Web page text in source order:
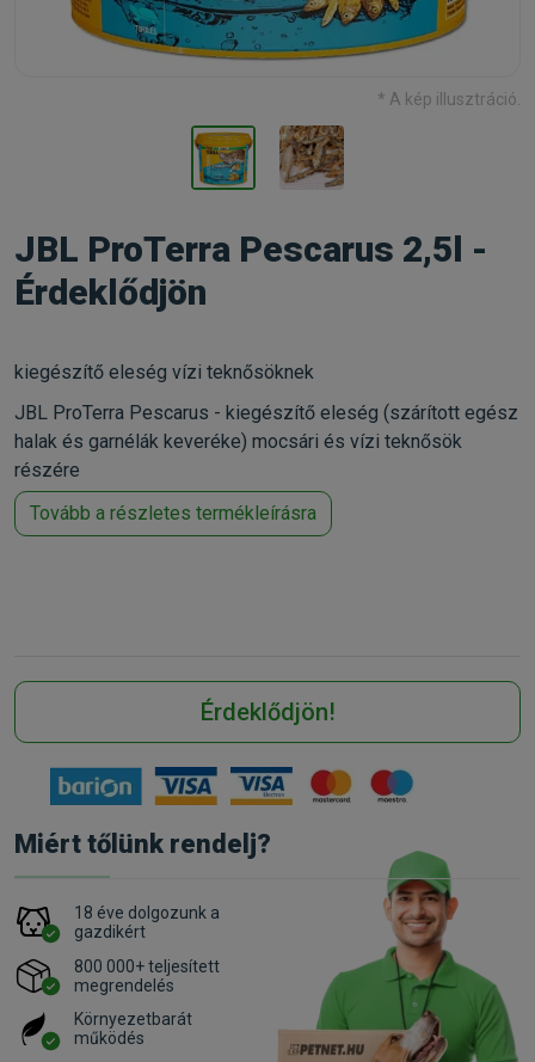
* A kép illusztráció.
JBL ProTerra Pescarus 2,5l -
Érdeklődjön
kiegészítő eleség vízi teknősöknek
JBL ProTerra Pescarus - kiegészítő eleség (szárított egész
halak és garnélák keveréke) mocsári és vízi teknősök
részére
Tovább a részletes termékleírásra
Érdeklődjön!
Miért tőlünk rendelj?
18 éve dolgozunk a
gazdikért
800 000+ teljesített
megrendelés
Környezetbarát
működés